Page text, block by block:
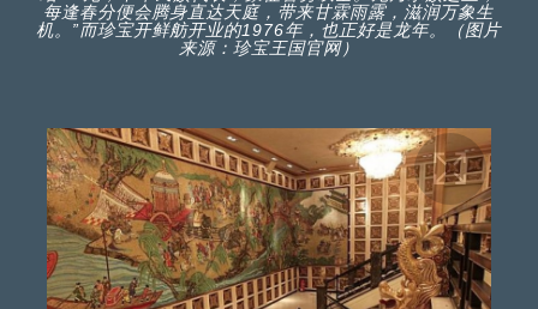
每逢春分便会腾身直达天庭，带来甘霖雨露，滋润万象生
机。”而珍宝开鲜舫开业的1976年，也正好是龙年。（图片
来源：珍宝王国官网）